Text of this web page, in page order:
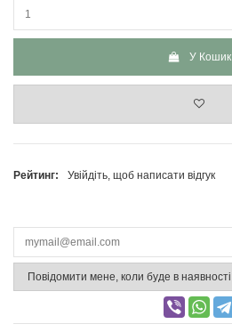
У Кошик
Рейтинг: Увійдіть, щоб написати відгук
Повідомити мене, коли буде в наявності